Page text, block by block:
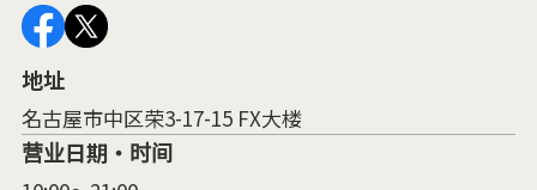
地址
名古屋市中区荣3-17-15 FX大楼
营业日期・时间